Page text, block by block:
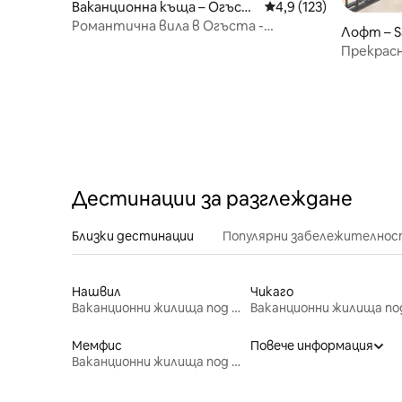
Ваканционна къща – Огъст
а
Средна оценка: 4,9
4,9 (123)
Романтична вила в Огъста -
Лофт –
Дестинации за разглеждане
Близки дестинации Популярни
Нашвил
Ваканционни жилища под наем
Чикаго
Мемфис
Ваканционни жилища под наем
Повече информация